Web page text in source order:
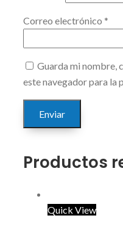
Correo electrónico *
Guarda mi nombre,
este navegador para la
Productos
Quick View